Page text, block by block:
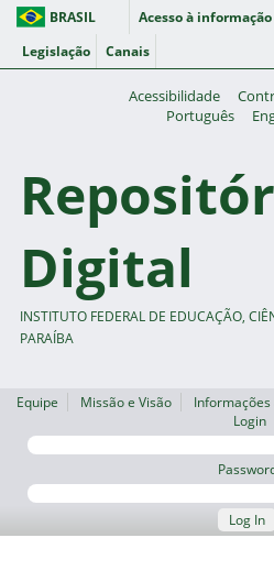
BRASIL Acesso à informação
Legislação
Canais
Acessibilidade
Português
Digital
INSTITUTO FEDERAL DE EDUCAÇÃO,
PARAÍBA
Equipe Missão e Visão
Login
Log In